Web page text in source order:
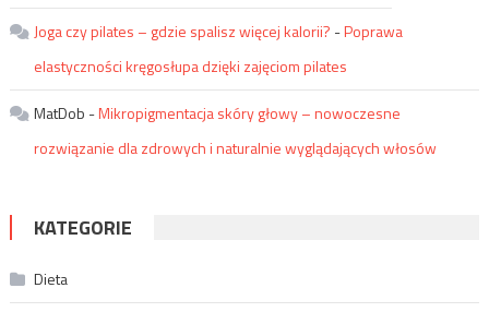
Joga czy pilates – gdzie spalisz więcej kalorii? -Poprawa
elastyczności kręgosłupa dzięki zajęciom pilates
MatDob -Mikropigmentacja skóry głowy – nowoczesne
rozwiązanie dla zdrowych i naturalnie wyglądających włosów
KATEGORIE
Dieta